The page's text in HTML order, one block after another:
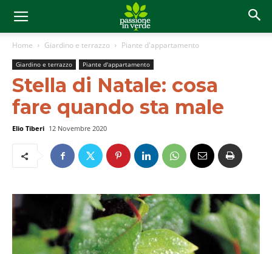
Home Giardino e terrazzo Piante d'appartamento
Giardino e terrazzo Piante d'appartamento
Stella di Natale: cosa
fare quando sta male
Elio Tiberi 12 Novembre 2020